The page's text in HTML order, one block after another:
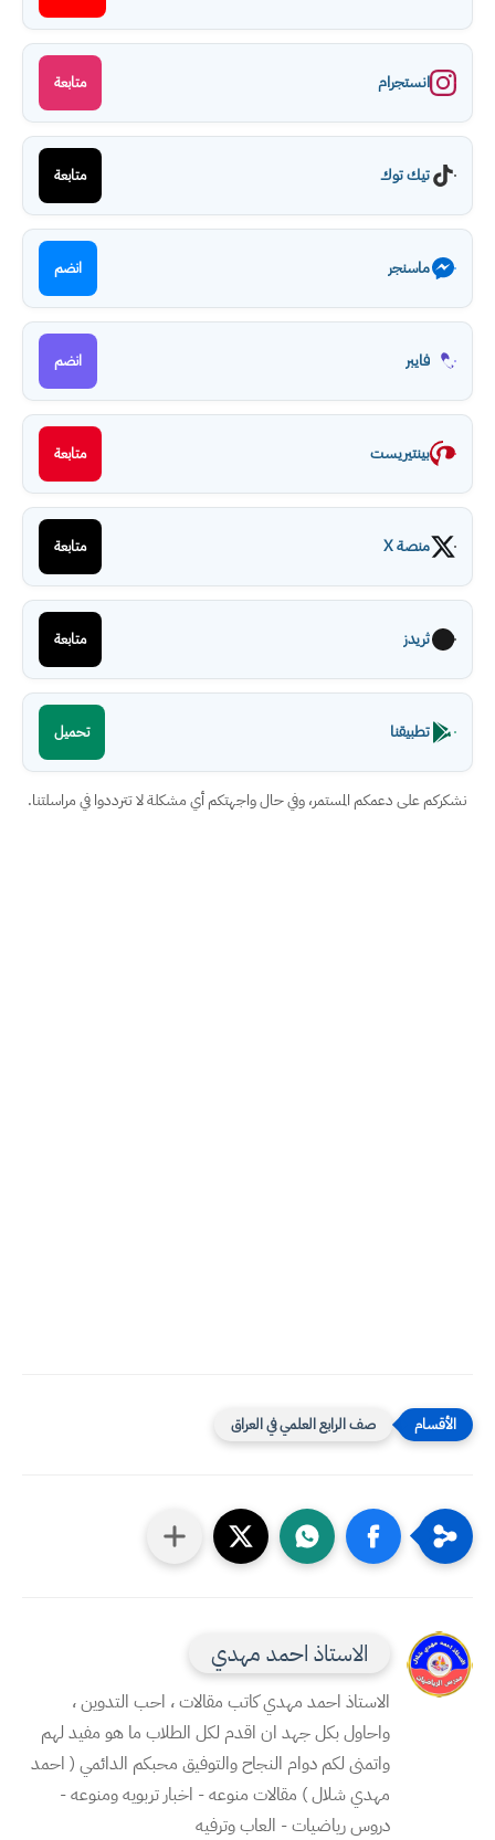
انستجرام متابعة
تيك توك متابعة
ماسنجر انضم
فايبر انضم
بينتيريست متابعة
منصة X متابعة
ثريدز متابعة
تطبيقنا تحميل
نشكركم على دعمكم المستمر، وفي حال واجهتكم أي مشكلة لا تترددوا في مراسلتنا.
صف الرابع العلمي في العراق
الاستاذ احمد مهدي
الاستاذ احمد مهدي كاتب مقالات ، احب التدوين ،
واحاول بكل جهد ان اقدم لكل الطلاب ما هو مفيد لهم
واتمنى لكم دوام النجاح والتوفيق محبكم الدائمي ( احمد
مهدي شلال ) مقالات منوعه - اخبار تربويه ومنوعه -
دروس رياضيات - العاب وترفيه